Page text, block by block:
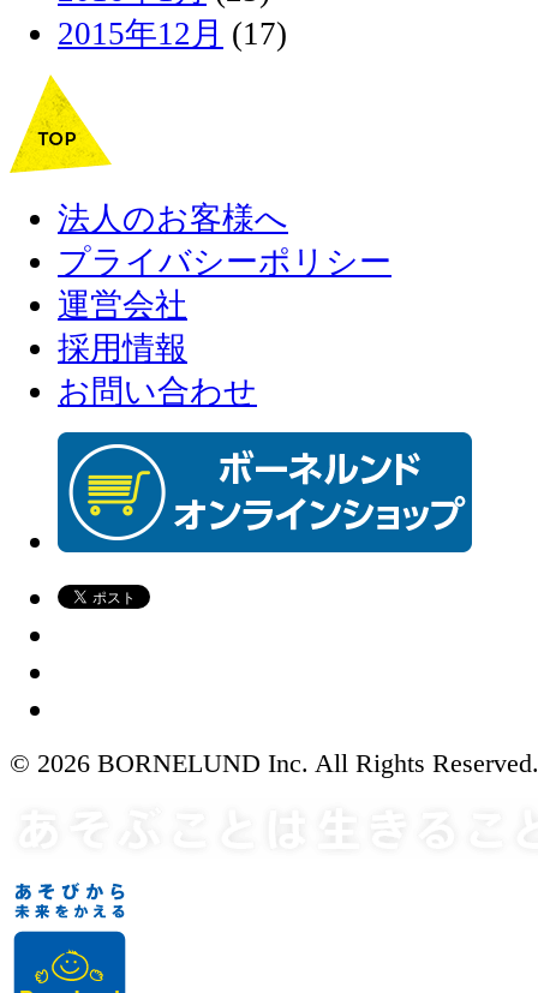
2015年12月 (17)
法人のお客様へ
プライバシーポリシー
運営会社
採用情報
お問い合わせ
© 2026 BORNELUND Inc. All Rights Reserved.